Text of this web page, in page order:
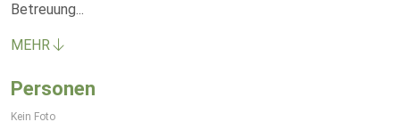
Betreuung...
MEHR
Personen
Kein Foto